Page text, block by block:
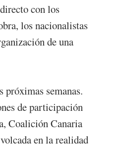
con los
los nacionalistas
de una
próximas semanas.
de participación
Coalición Canaria
en la realidad